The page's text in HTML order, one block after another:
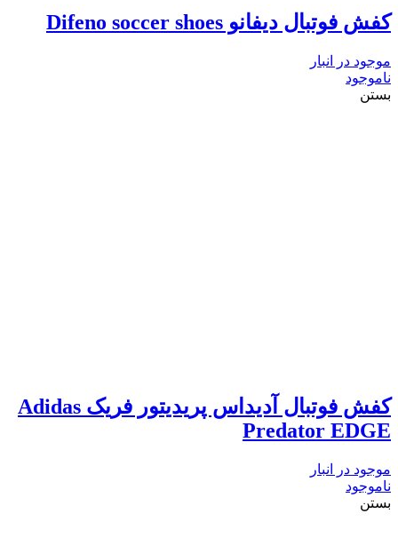
کفش فوتبال دیفانو Difeno soccer shoes
موجود در انبار
ناموجود
بستن
کفش فوتبال آدیداس پریدیتور فریک Adidas
Predator EDGE
موجود در انبار
ناموجود
بستن